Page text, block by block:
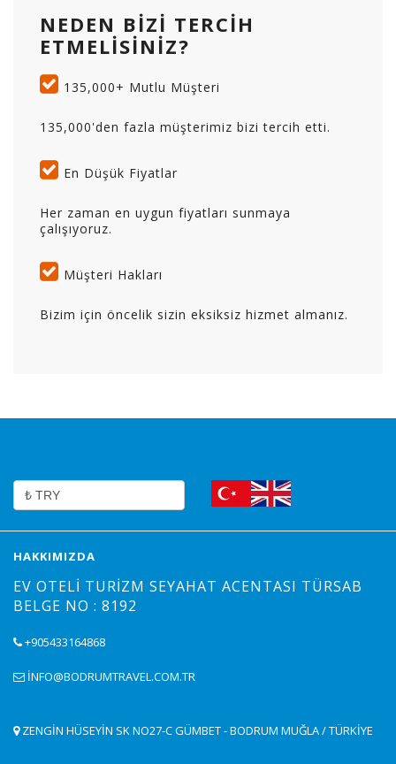
NEDEN BIZI TERCIH
ETMELISINIZ?
135,000+ Mutlu Müşteri
135,000'den fazla müşterimiz bizi tercih etti.
En Düşük Fiyatlar
Her zaman en uygun fiyatları sunmaya
çalışıyoruz.
Müşteri Hakları
Bizim için öncelik sizin eksiksiz hizmet almanız.
HAKKIMIZDA
EV OTELI TURIZM SEYAHAT ACENTASI TÜRSAB
BELGE NO : 8192
+905433164868
INFO@BODRUMTRAVEL.COM.TR
ZENGIN HÜSEYIN SK NO27-C GÜMBET - BODRUM MUĞLA / TÜRKIYE